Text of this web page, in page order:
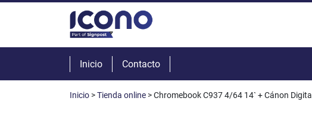
Inicio Contacto
Inicio >Tienda online > Chromebook C937 4/64 14` + Cánon Digital